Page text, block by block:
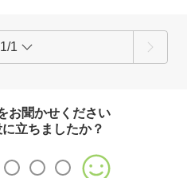
1/1
お聞かせください
立ちましたか？